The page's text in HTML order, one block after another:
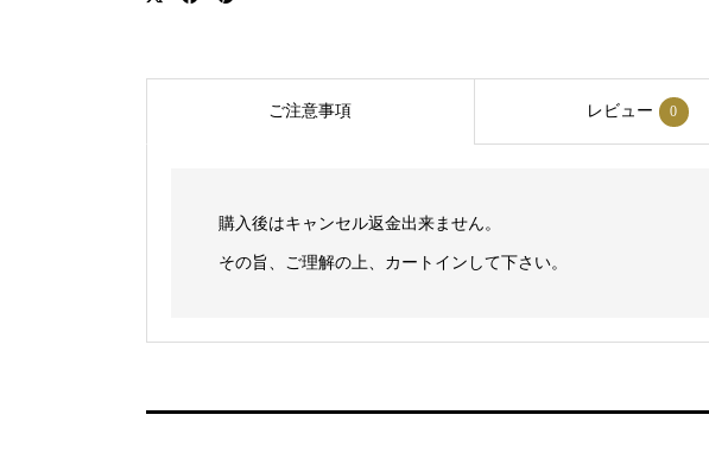
ご注意事項 レビュー 0
購入後はキャンセル返金出来ません。
その旨、ご理解の上、カートインして下さい。